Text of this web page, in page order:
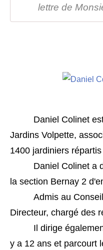
lettre de
Daniel Colinet
Jardins Volpette,
1400 jardiniers
Daniel Colinet a
la section Bernay 2
Admis au
Directeur, chargé des
Il dirige
y a 12 ans et parcourt